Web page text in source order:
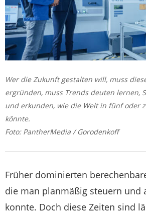
Wer die Zukunft gestalten will, muss
ergründen, muss Trends deuten lernen,
und erkunden, wie die Welt in fünf oder
könnte.
Foto: PantherMedia / Gorodenkoff
Früher dominierten
die man planmäßig steuern und
konnte. Doch diese Zeiten sind